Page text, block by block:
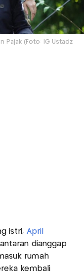
Pajak (Foto: IG Ustadz
istri, April
dianggap
rumah
kembali